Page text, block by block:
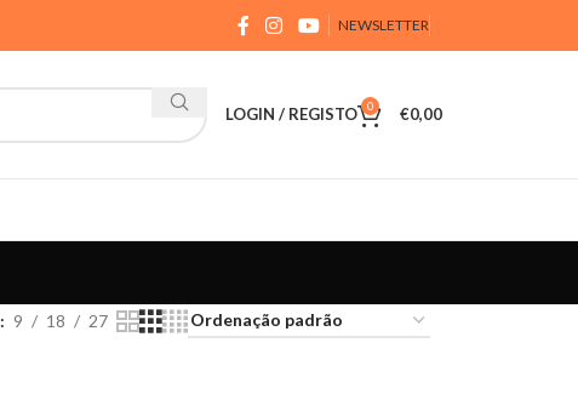
NEWSLETTER
LOGIN / REGISTO 0 €0,00
9 18 27